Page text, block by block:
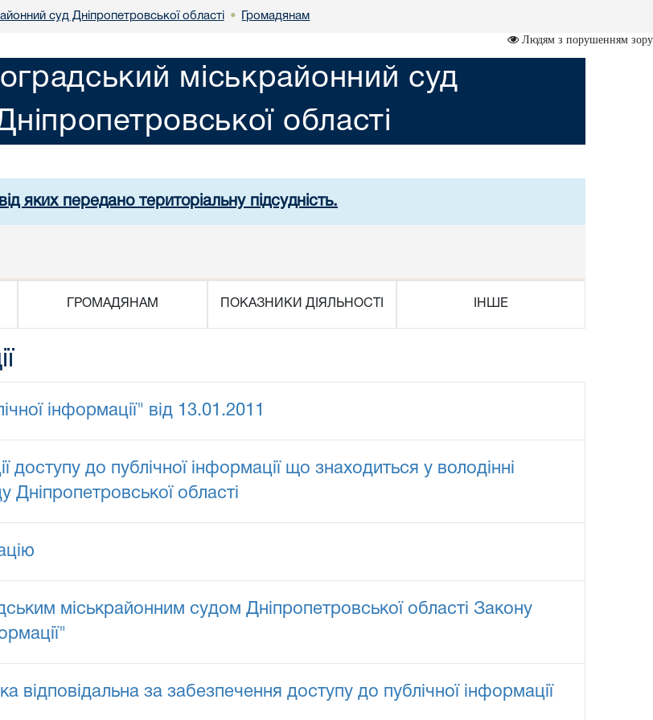
суд Дніпропетровської області • Громадянам
Людям з порушенням зору
міськрайонний суд
області
яких передано територіальну підсудність.
ГРОМАДЯНАМ ПОКАЗНИКИ ДІЯЛЬНОСТІ ІНШЕ
інформації" від 13.01.2011
до публічної інформації що знаходиться у володінні
Дніпропетровської області
міськрайонним судом Дніпропетровської області Закону
за забезпечення доступу до публічної інформації